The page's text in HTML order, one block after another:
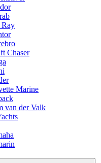
Ray
Chaser
Marine
van der Valk